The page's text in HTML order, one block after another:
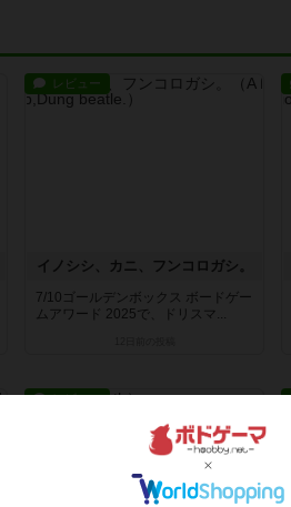
レビュー
イノシシ、カニ、フンコロガシ。
7/10ゴールデンボックス ボードゲー
ムアワード 2025で、ドリスマ...
レビュー